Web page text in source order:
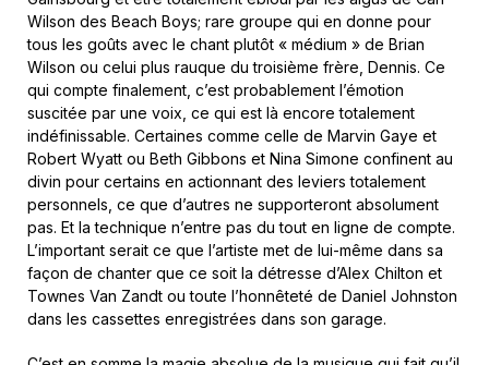
Wilson des Beach Boys; rare groupe qui en donne pour
tous les goûts avec le chant plutôt « médium » de Brian
Wilson ou celui plus rauque du troisième frère, Dennis. Ce
qui compte finalement, c’est probablement l’émotion
suscitée par une voix, ce qui est là encore totalement
indéfinissable. Certaines comme celle de Marvin Gaye et
Robert Wyatt ou Beth Gibbons et Nina Simone confinent au
divin pour certains en actionnant des leviers totalement
personnels, ce que d’autres ne supporteront absolument
pas. Et la technique n’entre pas du tout en ligne de compte.
L’important serait ce que l’artiste met de lui-même dans sa
façon de chanter que ce soit la détresse d’Alex Chilton et
Townes Van Zandt ou toute l’honnêteté de Daniel Johnston
dans les cassettes enregistrées dans son garage.